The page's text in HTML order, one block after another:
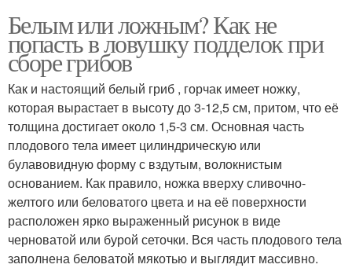
Белым или ложным? Как не
попасть в ловушку подделок при
сборе грибов
Как и настоящий белый гриб , горчак имеет ножку,
которая вырастает в высоту до 3-12,5 см, притом, что её
толщина достигает около 1,5-3 см. Основная часть
плодового тела имеет цилиндрическую или
булавовидную форму с вздутым, волокнистым
основанием. Как правило, ножка вверху сливочно-
желтого или беловатого цвета и на её поверхности
расположен ярко выраженный рисунок в виде
черноватой или бурой сеточки. Вся часть плодового тела
заполнена беловатой мякотью и выглядит массивно.